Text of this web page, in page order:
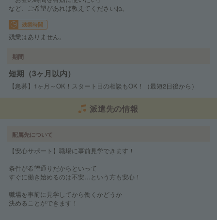
など、ご希望があれば教えてくださいね。
残業時間
残業はありません。
期間
短期（3ヶ月以内）
【急募】1ヶ月～OK！スタート日の相談もOK！（最短2日後から）
派遣先の情報
配属先について
【安心サポート】職場に事前見学できます！
条件が希望通りだからといって
すぐに働き始めるのは不安…という方も安心！
職場を事前に見学してから働くかどうか
決めることができます！